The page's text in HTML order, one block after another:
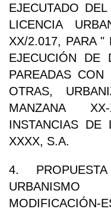
EJECUTADO
LICENCIA
XX/2.017, PARA "
EJECUCIÓN DE
PAREADAS
OTRAS,
MANZANA
INSTANCIAS DE
XXXX, S.A.
4.